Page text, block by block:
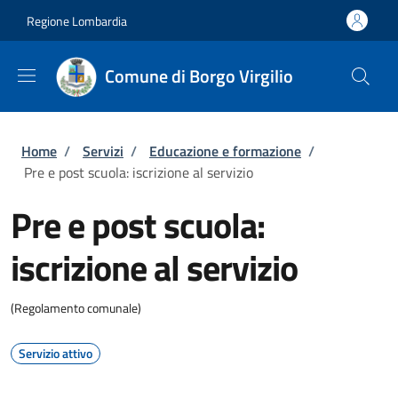
Regione Lombardia
Comune di Borgo Virgilio
Briciole di pane
Home / Servizi / Educazione e formazione /
Pre e post scuola: iscrizione al servizio
Pre e post scuola:
iscrizione al servizio
(Regolamento comunale)
Servizio attivo